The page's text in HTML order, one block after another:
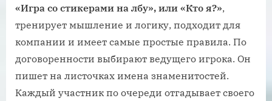
«Игра со стикерами на лбу», или «Кто я?»,
тренирует мышление и логику, подходит для
компании и имеет самые простые правила. По
договоренности выбирают ведущего игрока. Он
пишет на листочках имена знаменитостей.
Каждый участник по очереди отгадывает своего